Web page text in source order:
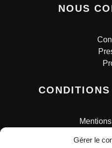
Gérer le
NOUS
Charte pour la protection